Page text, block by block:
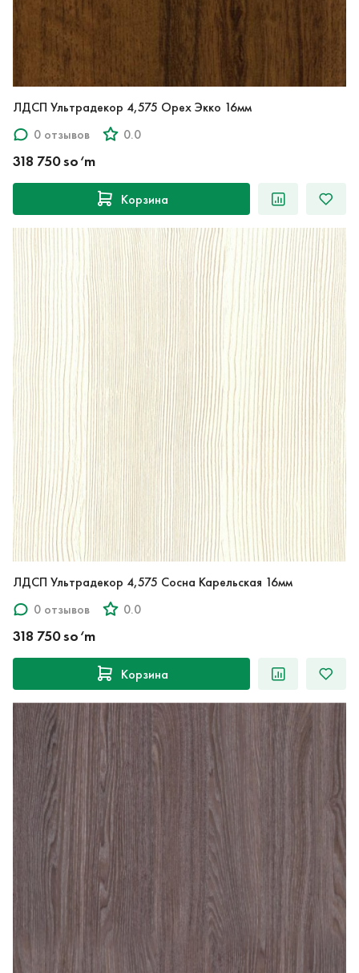
ЛДСП Ультрадекор 4,575 Орех Экко 16мм
0 отзывов
0.0
318 750 so‘m
Корзина
ЛДСП Ультрадекор 4,575 Сосна Карельская 16мм
0 отзывов
0.0
318 750 so‘m
Корзина